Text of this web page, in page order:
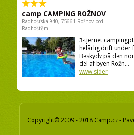
camp CAMPING ROŽNOV
Radhošťská 940, 75661 Rožnov pod
Radhoštěm
3-tjernet
helårlig drift under
Beskydy på den
del af byen Rožn...
www sider
Copyright© 2009 - 2018 Camp.cz -